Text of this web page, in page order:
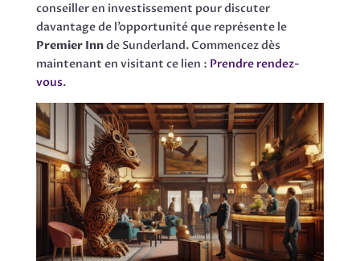
conseiller en investissement pour discuter
davantage de l’opportunité que représente le
Premier Innde Sunderland. Commencez dès
maintenant en visitant ce lien : Prendre rendez-
vous.